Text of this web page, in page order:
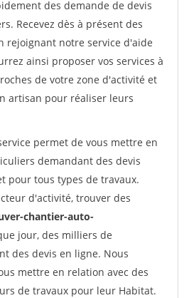
des demande de devis
Recevez dès à présent des
rejoignant notre service d'aide
ainsi proposer vos services à
de votre zone d'activité et
artisan pour réaliser leurs
permet de vous mettre en
demandant des devis
pour tous types de travaux.
d'activité, trouver des
chantier-auto-
jour, des milliers de
des devis en ligne. Nous
mettre en relation avec des
de travaux pour leur Habitat.